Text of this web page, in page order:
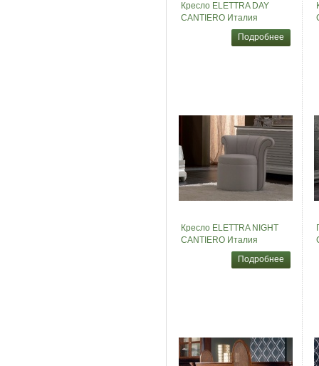
Кресло ELETTRA DAY
CANTIERO Италия
Подробнее
Кресло ELETTRA NIGHT
CANTIERO Италия
Подробнее